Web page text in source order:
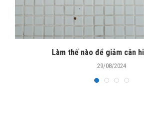
Làm thế nào để giảm cân
29/08/2024